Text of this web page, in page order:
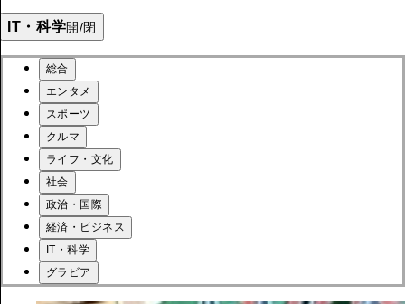
IT・科学開/閉
総合
エンタメ
スポーツ
クルマ
ライフ・文化
社会
政治・国際
経済・ビジネス
IT・科学
グラビア